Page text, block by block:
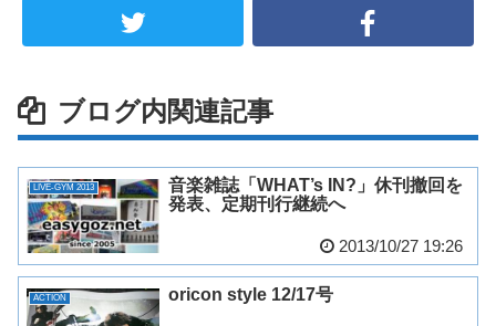
ブログ内関連記事
LIVE-GYM 2013
音楽雑誌「WHAT’s IN?」休刊撤回を
発表、定期刊行継続へ
2013/10/27 19:26
ACTION oricon style 12/17号